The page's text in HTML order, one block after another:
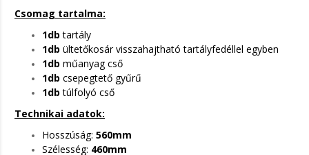
Csomag tartalma:
1db tartály
1db ültetőkosár visszahajtható tartályfedéllel egyben
1db műanyag cső
1db csepegtető gyűrű
1db túlfolyó cső
Technikai adatok:
Hosszúság: 560mm
Szélesség: 460mm